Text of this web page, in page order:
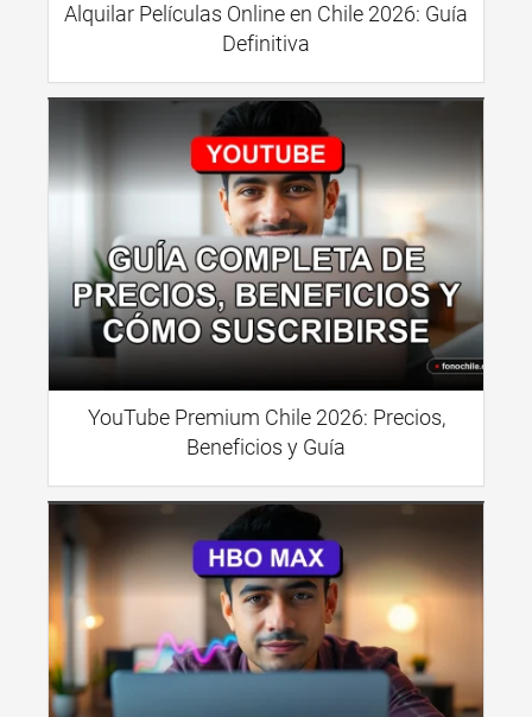
Alquilar Películas Online en Chile 2026: Guía
Definitiva
YouTube Premium Chile 2026: Precios,
Beneficios y Guía